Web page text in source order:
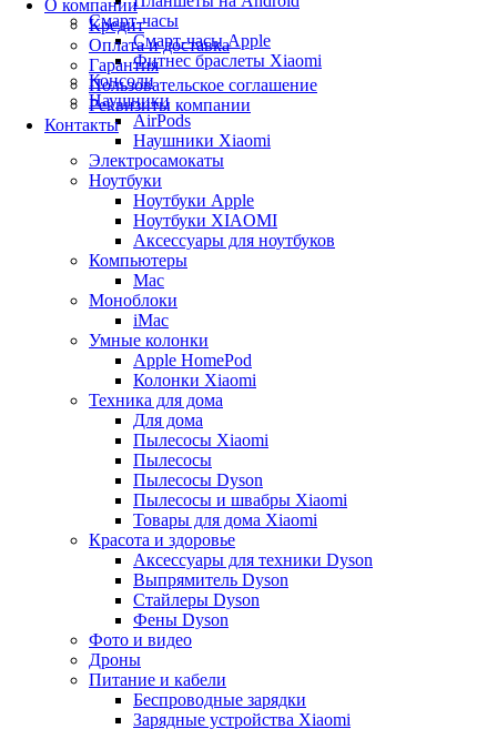
О компании
Кредит
Оплата и доставка
Гарантия
Пользовательское соглашение
Реквизиты компании
Контакты
Смарт-часы
Смарт-часы Apple
Фитнес браслеты Xiaomi
Консоли
Наушники
AirPods
Наушники Xiaomi
Электросамокаты
Ноутбуки
Ноутбуки Apple
Ноутбуки XIAOMI
Аксессуары для ноутбуков
Компьютеры
Mac
Моноблоки
iMac
Умные колонки
Apple HomePod
Колонки Xiaomi
Техника для дома
Для дома
Пылесосы Xiaomi
Пылесосы
Пылесосы Dyson
Пылесосы и швабры Xiaomi
Товары для дома Xiaomi
Красота и здоровье
Аксессуары для техники Dyson
Выпрямитель Dyson
Стайлеры Dyson
Фены Dyson
Фото и видео
Дроны
Питание и кабели
Беспроводные зарядки
Зарядные устройства Xiaomi